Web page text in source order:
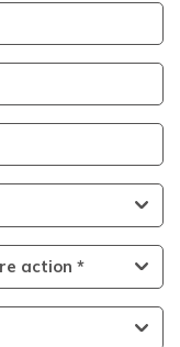
action *